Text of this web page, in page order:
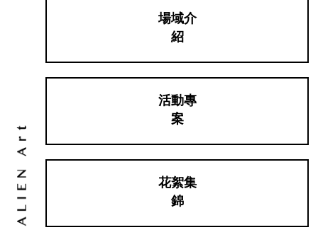
場域介
紹
活動專
案
花絮集
錦